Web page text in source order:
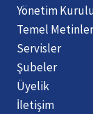
Yönetim
Temel Metinler
Servisler
Şubeler
Üyelik
İletişim